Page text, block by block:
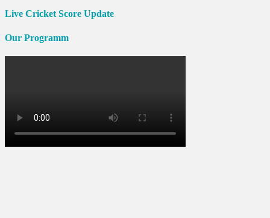
Live Cricket Score Update
Our Programm